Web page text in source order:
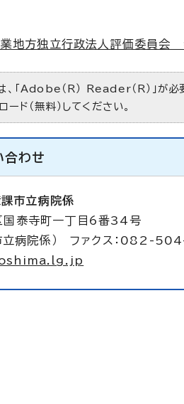
地方独立行政法人評価委員
「Adobe（R） Reader（R）」が必
ード（無料）してください。
合わせ
市立病院係
泰寺町一丁目6番34号
院係） ファクス：082-504-